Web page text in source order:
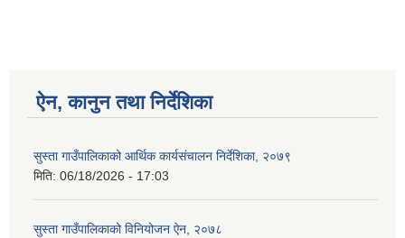
ऐन, कानुन तथा निर्देशिका
सुस्ता गाउँपालिकाको आर्थिक कार्यसंचालन निर्देशिका, २०७९
मिति: 06/18/2026 - 17:03
सुस्ता गाउँपालिकाको विनियोजन ऐन, २०७८